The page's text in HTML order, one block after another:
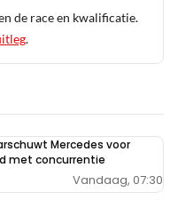
de race en kwalificatie.
.
Mercedes voor
met concurrentie
Vandaag, 07:30